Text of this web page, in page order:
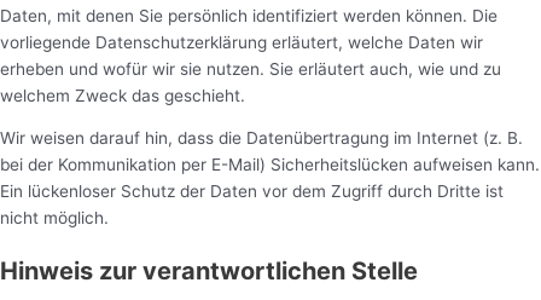
Daten, mit denen Sie persönlich identifiziert werden können. Die
vorliegende Datenschutzerklärung erläutert, welche Daten wir
erheben und wofür wir sie nutzen. Sie erläutert auch, wie und zu
welchem Zweck das geschieht.
Wir weisen darauf hin, dass die Datenübertragung im Internet (z. B.
bei der Kommunikation per E-Mail) Sicherheitslücken aufweisen kann.
Ein lückenloser Schutz der Daten vor dem Zugriff durch Dritte ist
nicht möglich.
Hinweis zur verantwortlichen Stelle